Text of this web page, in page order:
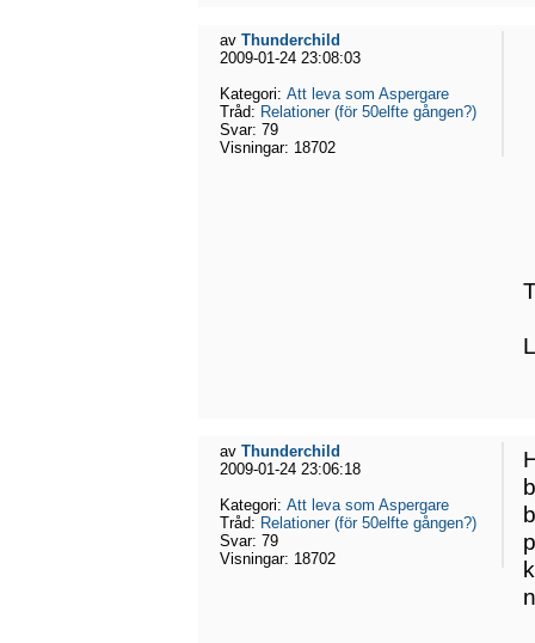
av Thunderchild
2009-01-24 23:08:03
Kategori: Att leva som Aspergare
Tråd: Relationer (för 50elfte gången?)
Svar: 79
Visningar: 18702
av Thunderchild
2009-01-24 23:06:18
Kategori: Att leva som Aspergare
Tråd: Relationer (för 50elfte gången?)
Svar: 79
Visningar: 18702